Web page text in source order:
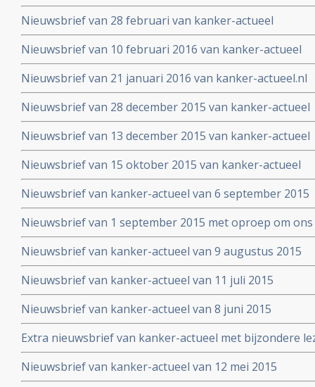
Nieuwsbrief van 28 februari van kanker-actueel
Nieuwsbrief van 10 februari 2016 van kanker-actueel
Nieuwsbrief van 21 januari 2016 van kanker-actueel.nl
Nieuwsbrief van 28 december 2015 van kanker-actueel
Nieuwsbrief van 13 december 2015 van kanker-actueel
Nieuwsbrief van 15 oktober 2015 van kanker-actueel
Nieuwsbrief van kanker-actueel van 6 september 2015
Nieuwsbrief van 1 september 2015 met oproep om
Nieuwsbrief van kanker-actueel van 9 augustus 2015
Nieuwsbrief van kanker-actueel van 11 juli 2015
Nieuwsbrief van kanker-actueel van 8 juni 2015
Extra nieuwsbrief van kanker-actueel met bijzondere
Truth about cancer: Step outside the box op 25 mei
symposium
Nieuwsbrief van kanker-actueel van 12 mei 2015